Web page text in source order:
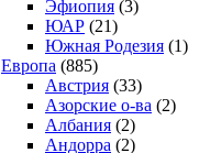
Эфиопия (3)
ЮАР (21)
Южная Родезия (1)
Европа (885)
Австрия (33)
Азорские о-ва (2)
Албания (2)
Андорра (2)